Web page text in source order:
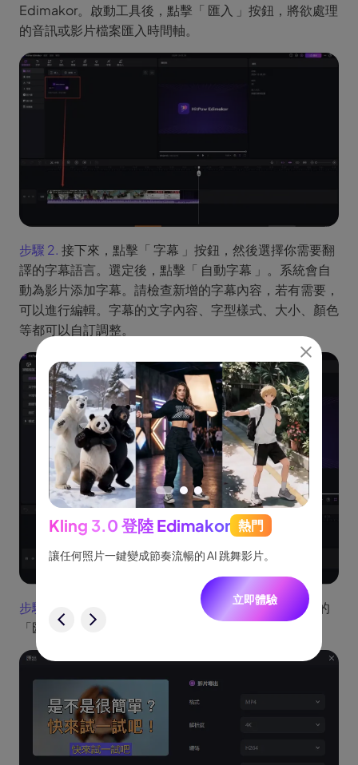
Edimakor。啟動工具後，點擊「 匯入 」按鈕，將欲處理
的音訊或影片檔案匯入時間軸。
步驟 2. 接下來，點擊「 字幕 」按鈕，然後選擇你需要翻
譯的字幕語言。選定後，點擊「 自動字幕 」。系統會自
動為影片添加字幕。請檢查新增的字幕內容，若有需要，
可以進行編輯。字幕的文字內容、字型樣式、大小、顏色
等都可以自訂調整。
步驟 3.
若要將字幕另存為獨立檔案，請點擊右側邊欄的
「匯出」 按鈕，並將檔案儲存為 SRT 或其他格式。
隨，
Kling 3.0 登陸 Edimakor 熱門
讓任何照片一鍵變成節奏流暢的 AI 跳舞影片。
立即體驗
一致